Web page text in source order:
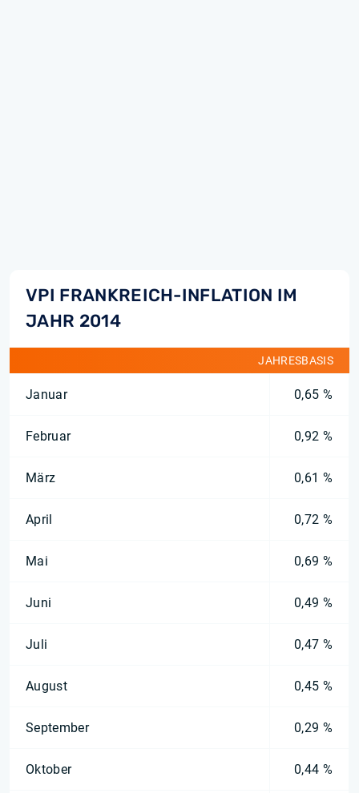
VPI FRANKREICH-INFLATION IM
JAHR 2014
JAHRESBASIS
Januar 0,65 %
Februar 0,92 %
März 0,61 %
April 0,72 %
Mai 0,69 %
Juni 0,49 %
Juli 0,47 %
August 0,45 %
September 0,29 %
Oktober 0,44 %